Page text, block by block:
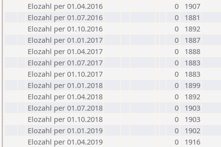
Elozahl per 01.04.2016
0
1907
Elozahl per 01.07.2016
0
1881
Elozahl per 01.10.2016
0
1892
Elozahl per 01.01.2017
0
1887
Elozahl per 01.04.2017
0
1888
Elozahl per 01.07.2017
0
1883
Elozahl per 01.10.2017
0
1883
Elozahl per 01.01.2018
0
1899
Elozahl per 01.04.2018
0
1892
Elozahl per 01.07.2018
0
1903
Elozahl per 01.10.2018
0
1903
Elozahl per 01.01.2019
0
1902
Elozahl per 01.04.2019
0
1916